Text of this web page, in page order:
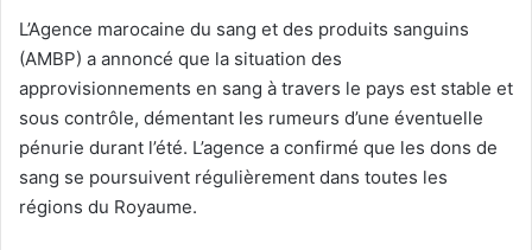
L’Agence marocaine du sang et des produits sanguins
(AMBP) a annoncé que la situation des
approvisionnements en sang à travers le pays est stable et
sous contrôle, démentant les rumeurs d’une éventuelle
pénurie durant l’été. L’agence a confirmé que les dons de
sang se poursuivent régulièrement dans toutes les
régions du Royaume.